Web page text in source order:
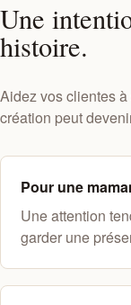
Une
histoire.
Aidez vos clientes
création peut
Pour une
Une attention
garder une